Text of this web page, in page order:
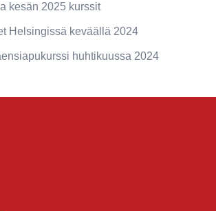
kesän 2025 kurssit
Helsingissä keväällä 2024
huhtikuussa 2024